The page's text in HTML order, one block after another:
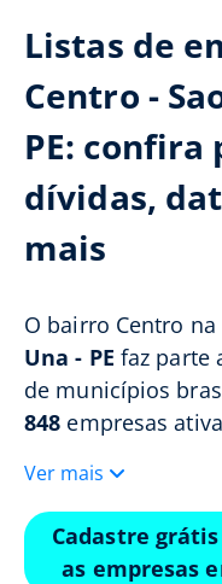
Listas de
Centro -
PE:
dívidas,
mais
O bairro Centro
Una - PE faz parte
de municípios
848 empresas
Ver mais
Cadastre
as empresas